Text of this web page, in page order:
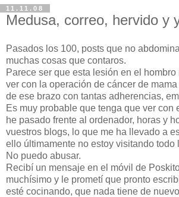
11.11.08
Medusa, correo, hervido y
Pasados los 100, posts que no
muchas cosas que contaros.
Parece ser que esta lesión en el
ver con la operación de cáncer de
de ese brazo con tantas adherencias,
Es muy probable que tenga que ver con
he pasado frente al ordenador, horas y
vuestros blogs, lo que me ha llevado a
ello últimamente no estoy visitando todo
No puedo abusar.
Recibí un mensaje en el móvil de
muchísimo y le prometí que pronto
esté cocinando, que nada tiene de